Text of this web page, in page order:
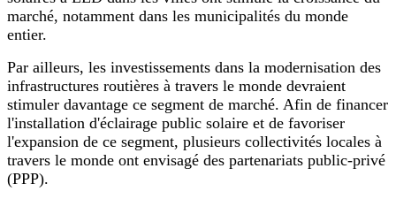
marché, notamment dans les municipalités du monde
entier.
Par ailleurs, les investissements dans la modernisation des
infrastructures routières à travers le monde devraient
stimuler davantage ce segment de marché. Afin de financer
l'installation d'éclairage public solaire et de favoriser
l'expansion de ce segment, plusieurs collectivités locales à
travers le monde ont envisagé des partenariats public-privé
(PPP).